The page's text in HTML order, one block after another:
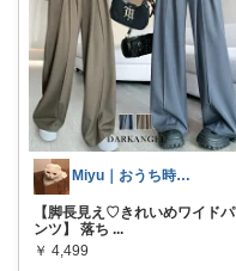
Miyu｜おうち時間の小さな幸せ🌸
【脚長見え♡きれいめワイドパ
ンツ】 落ち ...
￥ 4,499